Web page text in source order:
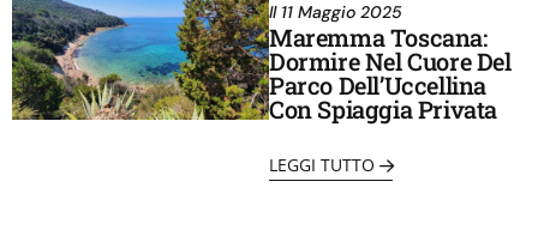
Il 11 Maggio 2025
Maremma Toscana:
Dormire Nel Cuore Del
Parco Dell’Uccellina
Con Spiaggia Privata
LEGGI TUTTO